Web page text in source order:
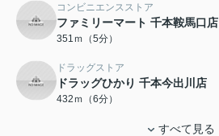
コンビニエンスストア
ファミリーマート 千本鞍馬口店
351ｍ（5分）
ドラッグストア
ドラッグひかり 千本今出川店
432ｍ（6分）
すべて見る